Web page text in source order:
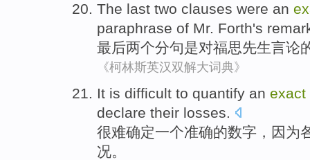
The last two clauses were an
paraphrase of Mr. Forth's
最后两个分句是对福思先生言论
《柯林斯英汉双解大词典》
It is difficult to quantify an exact
declare their losses.
很难确定一个准确的数字 ， 因为
况。